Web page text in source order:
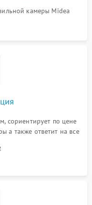
камеры Midea
сориентирует по цене
а также ответит на все